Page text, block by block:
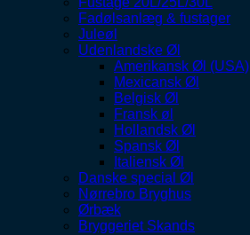
Fadølsanlæg & fustager
Juleøl
Udenlandske Øl
Amerikansk Øl (USA)
Mexicansk Øl
Belgisk Øl
Fransk øl
Hollandsk Øl
Spansk Øl
Italiensk Øl
Danske special Øl
Nørrebro Bryghus
Ørbæk
Bryggeriet Skands